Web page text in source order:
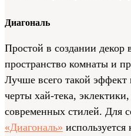
Диагональ
Простой в создании декор
пространство комнаты и
Лучше всего такой эффект
черты хай-тека,
современных стилей. Для
«Диагональ» используется